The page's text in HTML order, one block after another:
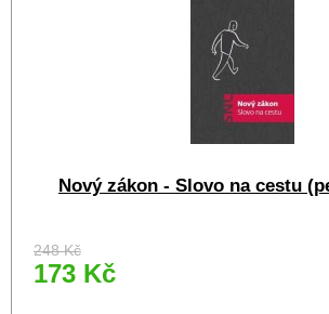
Nový zákon - Slovo na cestu
248 Kč
173 Kč